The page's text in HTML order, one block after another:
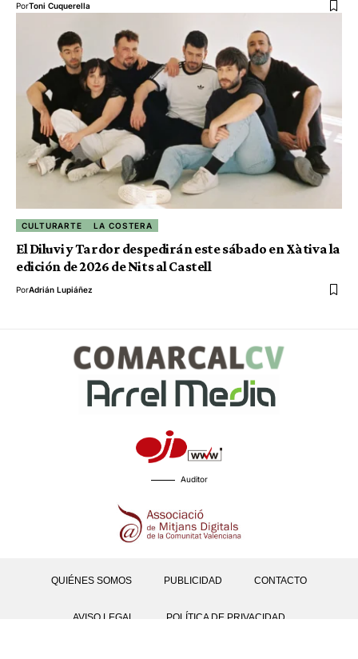
PorToni Cuquerella
CULTURARTE LA COSTERA
El Diluvi y Tardor despedirán este sábado en Xàtiva la
edición de 2026 de Nits al Castell
PorAdrián Lupiáñez
Auditor
QUIÉNES SOMOS PUBLICIDAD CONTACTO
AVISO LEGAL POLÍTICA DE PRIVACIDAD